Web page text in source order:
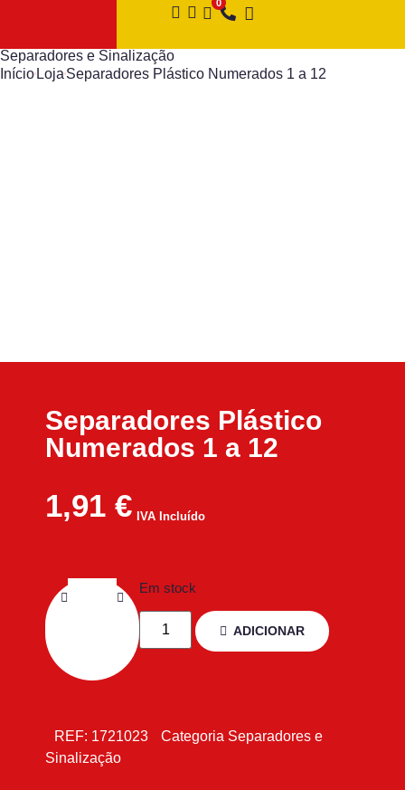
Separadores e Sinalização
Início Loja Separadores Plástico Numerados 1 a 12
Separadores Plástico
Numerados 1 a 12
1,91 € IVA Incluído
Em stock
ADICIONAR
REF: 1721023 Categoria Separadores e
Sinalização